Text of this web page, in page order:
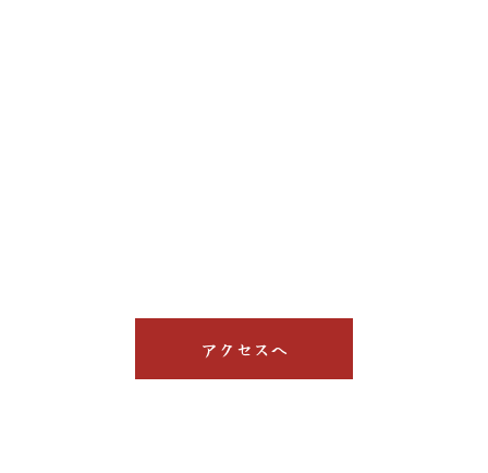
アクセスへ